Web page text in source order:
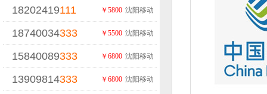
18202419111 沈阳移动
￥5800
18740034333 沈阳移动
￥5500
15840089333 沈阳移动
￥6800
13909814333 沈阳移动
￥6800